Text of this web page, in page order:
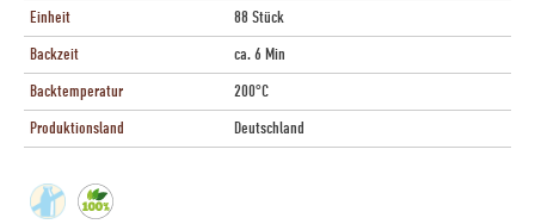
Einheit
88 Stück
Backzeit
ca. 6 Min
Backtemperatur
200°C
Produktionsland
Deutschland